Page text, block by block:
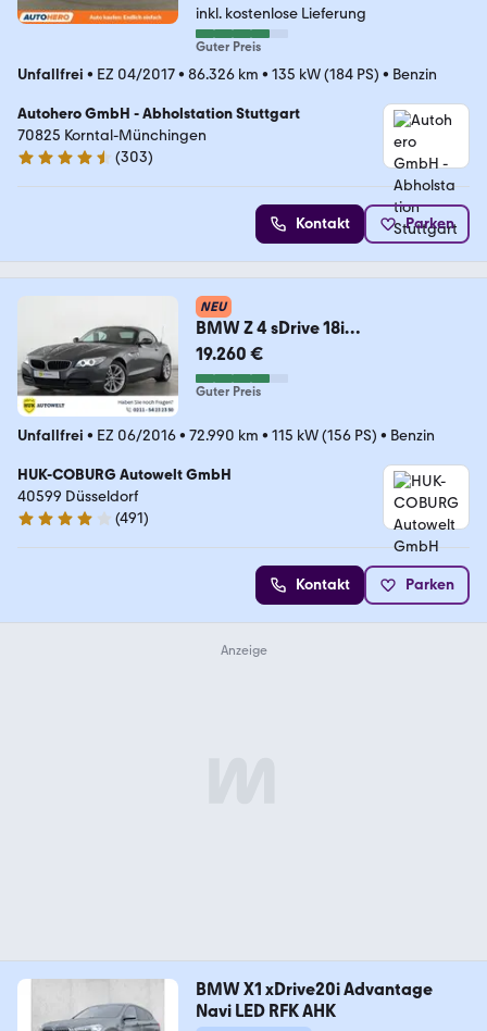
inkl. kostenlose Lieferung
Guter Preis
Unfallfrei • EZ 04/2017• 86.326 km • 135 kW (184 PS) • Benzin
Autohero GmbH - Abholstation Stuttgart
70825 Korntal-Münchingen
4.4 Sterne
(303)
Kontakt Parken
NEU
BMW Z 4 sDrive 18i
XENON+BLUETOOTH+SHZ+PDC+
19.260 €
Guter Preis
Unfallfrei • EZ 06/2016• 72.990 km • 115 kW (156 PS) • Benzin
HUK-COBURG Autowelt GmbH
40599 Düsseldorf
4.1 Sterne
(491)
Kontakt Parken
BMW X1 xDrive20i Advantage
Navi LED RFK AHK